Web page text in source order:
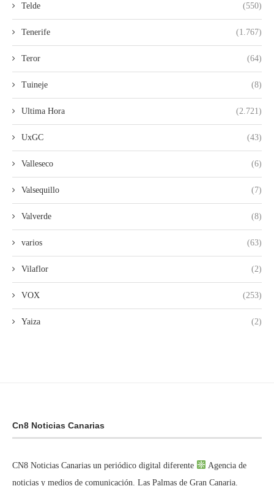
Telde (550)
Tenerife (1.767)
Teror (64)
Tuineje (8)
Ultima Hora (2.721)
UxGC (43)
Valleseco (6)
Valsequillo (7)
Valverde (8)
varios (63)
Vilaflor (2)
VOX (253)
Yaiza (2)
Cn8 Noticias Canarias
CN8 Noticias Canarias un periódico digital diferente
Agencia de
noticias y medios de comunicación. Las Palmas de Gran Canaria.